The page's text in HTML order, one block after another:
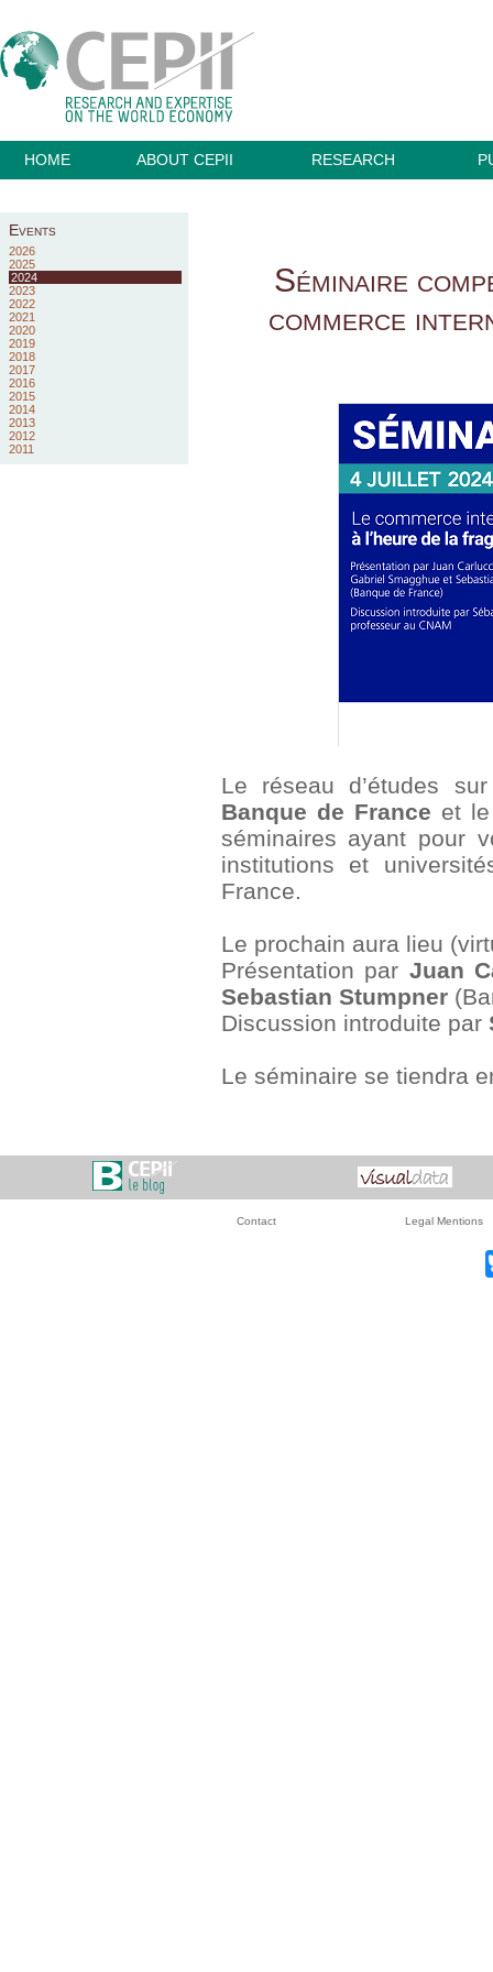
HOME ABOUT CEPII RESEARCH
Events
2026
2025
2024
2023
2022
2021
2020
2019
2018
2017
2016
2015
2014
2013
2012
2011
Séminaire
commerce
Le réseau d’études
Banque de France et
séminaires ayant pour
institutions et
France.
Le prochain aura lieu
Présentation par Juan
Sebastian Stumpner
Discussion introduite par
Le séminaire se tiendra
Contact Legal Mentions